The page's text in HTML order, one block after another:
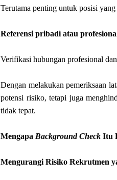
Terutama penting untuk posisi
Referensi pribadi atau
Verifikasi hubungan profesional
Dengan melakukan pemeriksaan
potensi risiko, tetapi juga
tidak tepat.
Mengapa Background Check Itu
Mengurangi Risiko Rekrutmen